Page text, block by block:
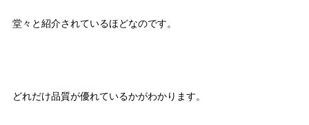
堂々と紹介されているほどなのです。
どれだけ品質が優れているかがわかります。